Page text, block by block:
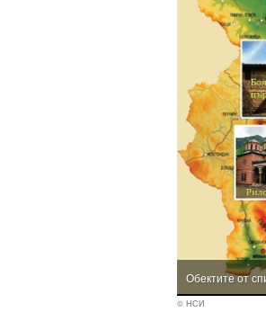
Обектите от
© НСИ